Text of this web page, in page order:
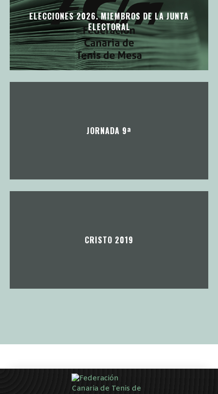
ELECCIONES 2026. MIEMBROS DE LA JUNTA
ELECTORAL
JORNADA 9ª
CRISTO 2019